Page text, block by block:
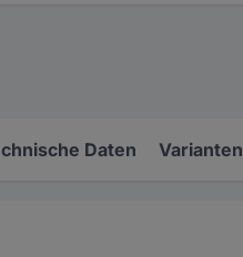
Daten Varianten